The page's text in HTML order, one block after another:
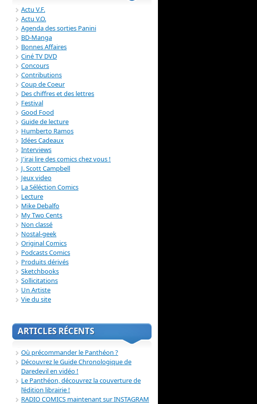
Actu V.F.
Actu V.O.
Agenda des sorties Panini
BD-Manga
Bonnes Affaires
Ciné TV DVD
Concours
Contributions
Coup de Coeur
Des chiffres et des lettres
Festival
Good Food
Guide de lecture
Humberto Ramos
Idées Cadeaux
Interviews
J'irai lire des comics chez vous !
J. Scott Campbell
Jeux video
La Séléction Comics
Lecture
Mike Debalfo
My Two Cents
Non classé
Nostal-geek
Original Comics
Podcasts Comics
Produits dérivés
Sketchbooks
Sollicitations
Un Artiste
Vie du site
ARTICLES RÉCENTS
Où précommander le Panthéon ?
Découvrez le Guide Chronologique de
Daredevil en vidéo !
Le Panthéon, découvrez la couverture de
l’édition librairie !
RADIO COMICS maintenant sur INSTAGRAM